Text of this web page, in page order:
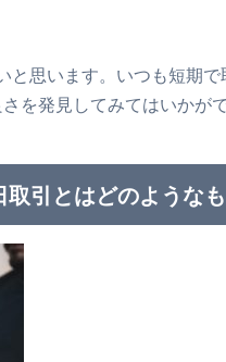
と思います。いつも短期
を発見してみてはいかが
引とはどのような